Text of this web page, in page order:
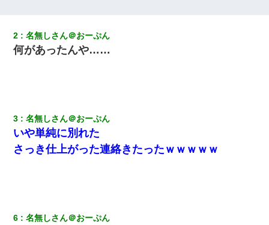
見合いにて。嫁「はじめまして」俺「失礼ですが○○さんご本人で
すか？」
小学生の妹が20代の弟とチューしてるのに、見て見ぬふりの親を
見てから実家を出た。それから15年、妹が弟の子を妊娠したらし
くもう堕胎できない月なんだと母から連絡がきた…｜生活｜ワロ
2 名無しさん＠おーぷん
何があったんや……
3 名無しさん＠おーぷん
いや単純に別れた
さっき仕上がった連絡きたったｗｗｗｗｗ
6 名無しさん＠おーぷん